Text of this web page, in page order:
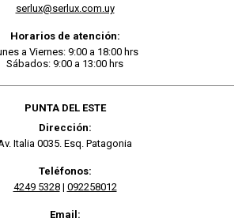
serlux@serlux.com.uy
Horarios de atención:
a Viernes: 9:00 a 18:00 hrs
Sábados: 9:00 a 13:00 hrs
PUNTA DEL ESTE
Dirección:
Italia 0035. Esq. Patagonia
Teléfonos:
4249 5328| 092258012
Email: